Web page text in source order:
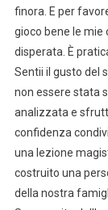
finora. E per
gioco bene le mie
disperata. È
Sentii il gusto del
non essere stata
analizzata e
confidenza
una lezione
costruito una
della nostra